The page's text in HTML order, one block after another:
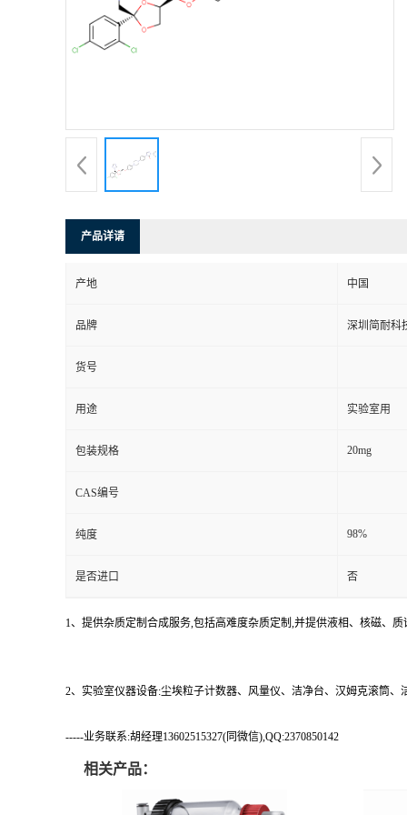
产品详请
产地 中国
品牌 深圳简耐科
货号
用途 实验室用
包装规格 20mg
CAS编号
纯度 98%
是否进口 否
1、提供杂质定制合成服务,包括高难度杂质定制,并提供液相、核磁、质
2、实验室仪器设备:尘埃粒子计数器、风量仪、洁净台、汉姆克滚筒
-----业务联系:胡经理13602515327(同微信),QQ:2370850142
相关产品：